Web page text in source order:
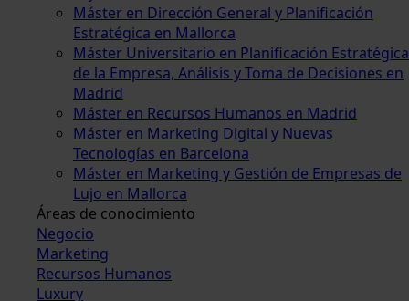
Máster en Dirección General y Planificación
Estratégica en Mallorca
Máster Universitario en Planificación Estratégica
de la Empresa, Análisis y Toma de Decisiones en
Madrid
Máster en Recursos Humanos en Madrid
Máster en Marketing Digital y Nuevas
Tecnologías en Barcelona
Máster en Marketing y Gestión de Empresas de
Lujo en Mallorca
Áreas de conocimiento
Negocio
Marketing
Recursos Humanos
Luxury